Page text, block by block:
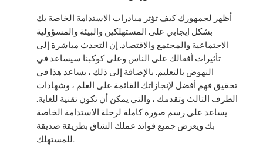
أظهر لجمهورك كيف تؤثر مبادرات الاستدامة الخاصة بك
بشكل إيجابي على المستهلكين والبيئة والمسؤولية
الاجتماعية والمجتمع والاقتصاد. إن التحدث مباشرة إلى
تأثيرات أفعالك على الناس وعلى كوكبنا سيساعد في
النهوض بالتعليم. بالإضافة إلى ذلك ، يساعد هذا في
تحقيق فهم أفضل لإنجازاتك القائمة على العلم ، وشهادات
الطرف الثالث وتقدمك ، والتي يمكن أن تكون تقنية للغاية.
يساعد على رسم صورة كاملة لرحلة الاستدامة الخاصة
بك ويعرض جميع فوائد عملك الشاق بطريقة صديقة
للمستهلك.